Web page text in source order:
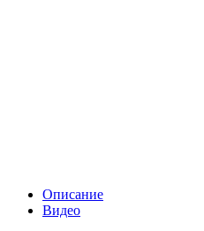
Описание
Видео